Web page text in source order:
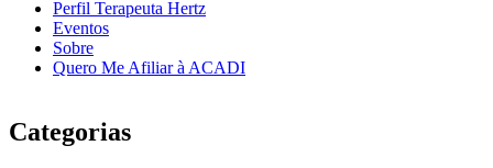
Perfil Terapeuta Hertz
Eventos
Sobre
Quero Me Afiliar à ACADI
Categorias